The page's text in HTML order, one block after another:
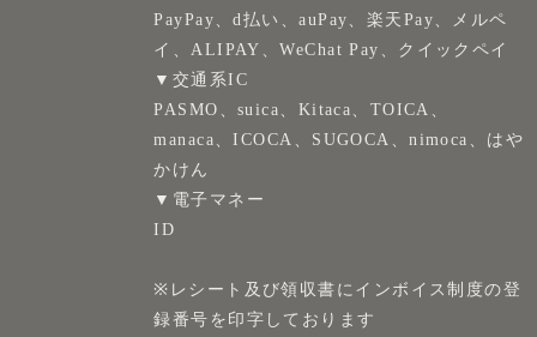
PayPay、d払い、auPay、楽天Pay、メルペ
イ、ALIPAY、WeChat Pay、クイックペイ
▼交通系IC
PASMO、suica、Kitaca、TOICA、
manaca、ICOCA、SUGOCA、nimoca、はや
かけん
▼電子マネー
ID
※レシート及び領収書にインボイス制度の登
録番号を印字しております